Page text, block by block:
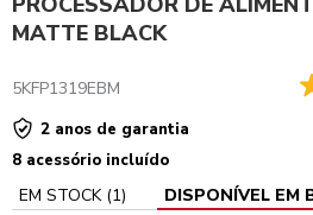
MATTE BLACK
5KFP1319EBM
2 anos de garantia
8 acessório incluído
EM STOCK(1) DISPONÍVEL EM